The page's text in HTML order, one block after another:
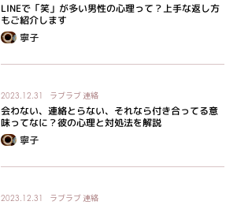
LINEで「笑」が多い男性の心理って？上手な返し方
もご紹介します
寧子
2023.12.31 ラブラブ 連絡
会わない、連絡とらない、それなら付き合ってる意
味ってなに？彼の心理と対処法を解説
寧子
2023.12.31 ラブラブ 連絡